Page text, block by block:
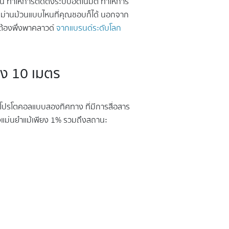
ม่านม้วนแบบไหนที่คุณชอบก็ได้ นอกจาก
องพึ่งพาคลาวด์จากแบรนด์ระดับโลก
10 เมตร
รโตคอลแบบสองทิศทาง ที่มีการสื่อสาร
ม่นยำแม้เพียง 1% รวมถึงสถานะ